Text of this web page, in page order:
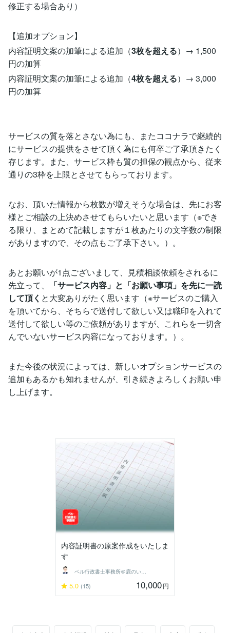
修正する場合あり）
【追加オプション】
内容証明文案の加筆による追加（3枚を超える）→ 1,500
円の加算
内容証明文案の加筆による追加（4枚を超える）→ 3,000
円の加算
サービスの質を落とさない為にも、またココナラで継続的
にサービスの提供をさせて頂く為にも何卒ご了承頂きたく
存じます。また、サービス枠も質の担保の観点から、従来
通りの3枠を上限とさせてもらっております。
なお、頂いた情報から枚数が増えそうな場合は、先にお客
様とご相談の上決めさせてもらいたいと思います（※でき
る限り、まとめて記載しますが１枚あたりの文字数の制限
がありますので、その点もご了承下さい。）。
あとお願いが1点ございまして、見積相談依頼をされるに
先立って、
「サービス内容」と「お願い事項」を先に一読
して頂く と大変ありがたく思います（※サービスのご購入
を頂いてから、そちらで送付して欲しい又は職印を入れて
送付して欲しい等のご依頼がありますが、これらを一切含
んでいないサービス内容になっております。）。
また今後の状況によっては、新しいオプションサービスの
追加もあるかも知れませんが、引き続きよろしくお願い申
し上げます。
内容証明書の原案作成をいたしま
す
ベル行政書士事務所＠鹿のいる県の代書屋
5.0 (15) 10,000円